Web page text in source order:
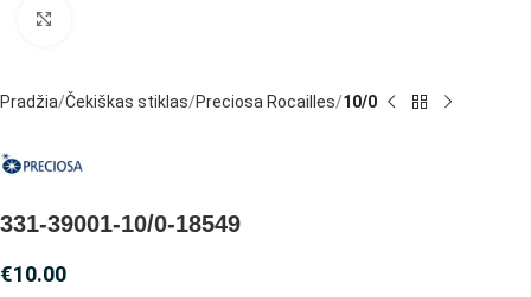
Pradžia Čekiškas stiklas Preciosa Rocailles 10/0
331-39001-10/0-18549
€10.00